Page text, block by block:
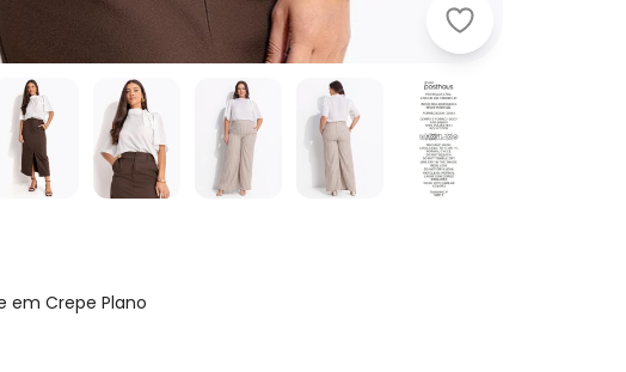
Quintess - Blusa
em Crepe Plano